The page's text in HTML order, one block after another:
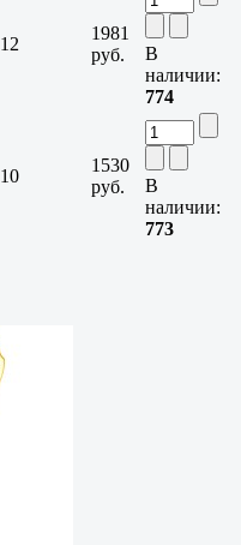
12
1981
руб.
В
наличии:
774
10
1530
руб.
В
наличии:
773